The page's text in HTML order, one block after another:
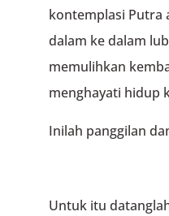
kontemplasi Putra
dalam ke dalam
memulihkan
menghayati hidup
Inilah panggilan
Untuk itu